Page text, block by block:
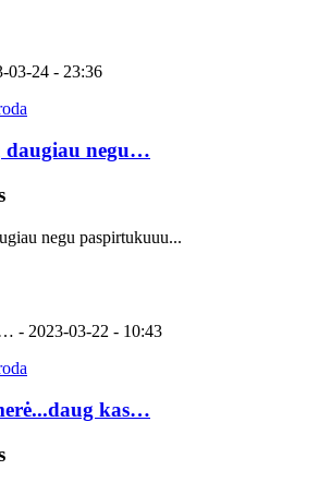
03-24 - 23:36
daugiau negu…
negu paspirtukuuu...
- 2023-03-22 - 10:43
kas…